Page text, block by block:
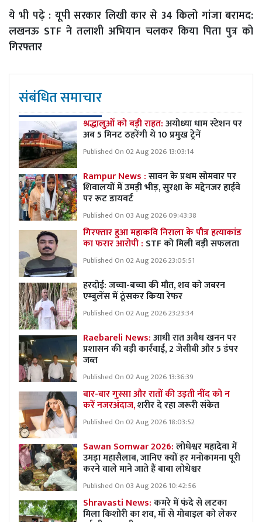
ये भी पढ़े : यूपी सरकार लिखी कार से 34 किलो गांजा बरामद:
लखनऊ STF ने तलाशी अभियान चलकर किया पिता पुत्र को
गिरफ्तार
संबंधित समाचार
श्रद्धालुओं को बड़ी राहत:अयोध्या धाम स्टेशन पर
अब 5 मिनट ठहरेंगी ये 10 प्रमुख ट्रेनें
Published On 02 Aug 2026 13:03:14
Rampur News :सावन के प्रथम सोमवार पर
शिवालयों में उमड़ी भीड़, सुरक्षा के मद्देनजर हाईवे
पर रूट डायवर्ट
Published On 03 Aug 2026 09:43:38
गिरफ्तार हुआ महाकवि निराला के पौत्र हत्याकांड
का फरार आरोपी : STF को मिली बड़ी सफलता
Published On 02 Aug 2026 23:05:51
हरदोई: जच्चा-बच्चा की मौत, शव को जबरन
एम्बुलेंस में ठूंसकर किया रेफर
Published On 02 Aug 2026 23:23:34
Raebareli News:आधी रात अवैध खनन पर
प्रशासन की बड़ी कार्रवाई, 2 जेसीबी और 5 डंपर
जब्त
Published On 02 Aug 2026 13:36:39
बार-बार गुस्सा और रातों की उड़ती नींद को न
करें नजरअंदाज,शरीर दे रहा जरूरी संकेत
Published On 02 Aug 2026 18:03:52
Sawan Somwar 2026:लोधेश्वर महादेवा में
उमड़ा महासैलाब, जानिए क्यों हर मनोकामना पूरी
करने वाले माने जाते हैं बाबा लोधेश्वर
Published On 03 Aug 2026 10:42:56
Shravasti News:कमरे में फंदे से लटका
मिला किशोरी का शव, माँ से मोबाइल को लेकर